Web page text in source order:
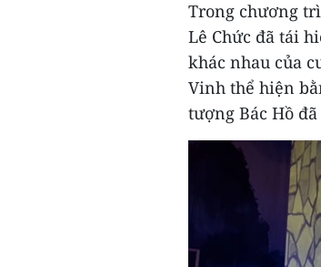
Trong chương
Lê Chức đã tái
khác nhau của
Vinh thể hiện
tượng Bác Hồ